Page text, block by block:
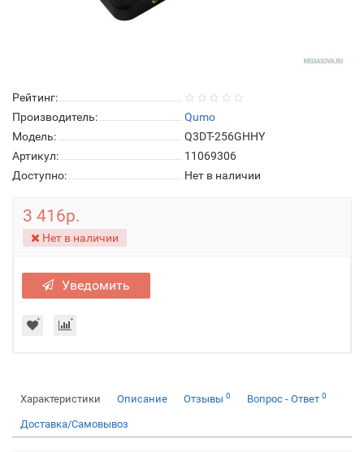
Рейтинг:
Производитель:
Qumo
Модель:
Q3DT-256GHHY
Артикул:
11069306
Доступно:
Нет в наличии
3 416р.
Нет в наличии
Уведомить
Характеристики Описание Отзывы 0 Вопрос - Ответ 0
Доставка/Самовывоз